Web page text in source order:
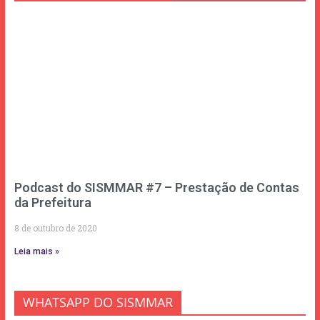
Podcast do SISMMAR #7 – Prestação de Contas
da Prefeitura
8 de outubro de 2020
Leia mais »
WHATSAPP DO SISMMAR